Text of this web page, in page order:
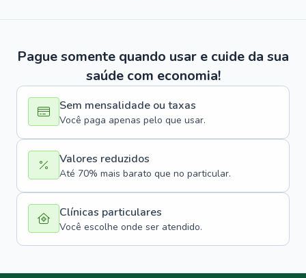
Pague somente quando usar e cuide da sua
saúde com economia!
Sem mensalidade ou taxas
Você paga apenas pelo que usar.
Valores reduzidos
Até 70% mais barato que no particular.
Clínicas particulares
Você escolhe onde ser atendido.